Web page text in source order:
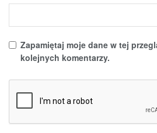
Zapamiętaj moje dane w tej
kolejnych komentarzy.